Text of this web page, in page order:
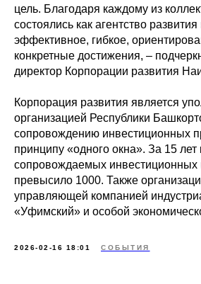
цель. Благодаря каждому из
состоялись как агентство
эффективное, гибкое,
конкретные достижения, –
директор Корпорации развития
Корпорация развития является
организацией Республики
сопровождению инвестиционных
принципу «одного окна». За 15 лет
сопровождаемых инвестиционных
превысило 1000. Также
управляющей компанией
«Уфимский» и особой
2026-02-16 18:01 СОБЫТИЯ